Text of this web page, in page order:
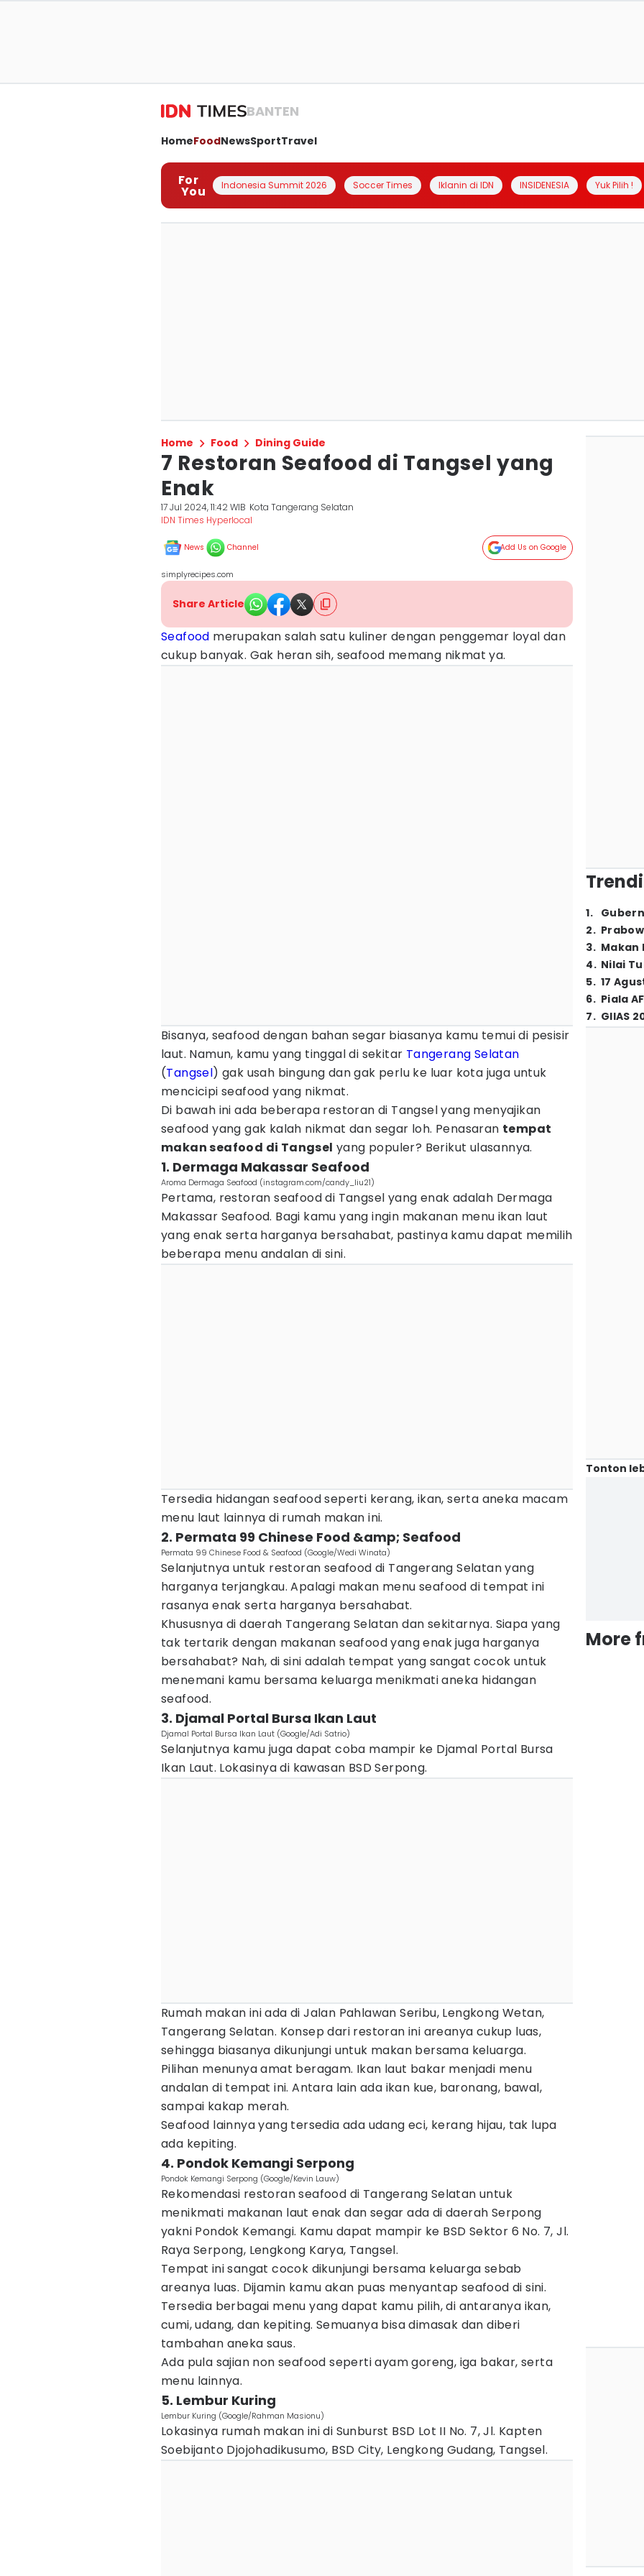
BANTEN
HomeFoodNewsSportTravel
For
You Indonesia Summit 2026 Soccer Times Iklanin di IDN INSIDENESIA Yuk Pilih !
Home Food Dining Guide
7 Restoran Seafood di Tangsel yang
Enak
17 Jul 2024, 11:42 WIB Kota Tangerang Selatan
IDN Times Hyperlocal
News Channel Add Us on Google
simplyrecipes.com
Share Article
Seafood merupakan salah satu kuliner dengan penggemar loyal dan
cukup banyak. Gak heran sih, seafood memang nikmat ya.
Bisanya, seafood dengan bahan segar biasanya kamu temui di pesisir
laut. Namun, kamu yang tinggal di sekitar Tangerang Selatan
(Tangsel) gak usah bingung dan gak perlu ke luar kota juga untuk
mencicipi seafood yang nikmat.
Di bawah ini ada beberapa restoran di Tangsel yang menyajikan
seafood yang gak kalah nikmat dan segar loh. Penasaran tempat
makan seafood di Tangsel yang populer? Berikut ulasannya.
1. Dermaga Makassar Seafood
Aroma Dermaga Seafood (instagram.com/candy_liu21)
Pertama, restoran seafood di Tangsel yang enak adalah Dermaga
Makassar Seafood. Bagi kamu yang ingin makanan menu ikan laut
yang enak serta harganya bersahabat, pastinya kamu dapat memilih
beberapa menu andalan di sini.
Tersedia hidangan seafood seperti kerang, ikan, serta aneka macam
menu laut lainnya di rumah makan ini.
2. Permata 99 Chinese Food &amp; Seafood
Permata 99 Chinese Food & Seafood (Google/Wedi Winata)
Selanjutnya untuk restoran seafood di Tangerang Selatan yang
harganya terjangkau. Apalagi makan menu seafood di tempat ini
rasanya enak serta harganya bersahabat.
Khususnya di daerah Tangerang Selatan dan sekitarnya. Siapa yang
tak tertarik dengan makanan seafood yang enak juga harganya
bersahabat? Nah, di sini adalah tempat yang sangat cocok untuk
menemani kamu bersama keluarga menikmati aneka hidangan
seafood.
3. Djamal Portal Bursa Ikan Laut
Djamal Portal Bursa Ikan Laut (Google/Adi Satrio)
Selanjutnya kamu juga dapat coba mampir ke Djamal Portal Bursa
Ikan Laut. Lokasinya di kawasan BSD Serpong.
Rumah makan ini ada di Jalan Pahlawan Seribu, Lengkong Wetan,
Tangerang Selatan. Konsep dari restoran ini areanya cukup luas,
sehingga biasanya dikunjungi untuk makan bersama keluarga.
Pilihan menunya amat beragam. Ikan laut bakar menjadi menu
andalan di tempat ini. Antara lain ada ikan kue, baronang, bawal,
sampai kakap merah.
Seafood lainnya yang tersedia ada udang eci, kerang hijau, tak lupa
ada kepiting.
4. Pondok Kemangi Serpong
Pondok Kemangi Serpong (Google/Kevin Lauw)
Rekomendasi restoran seafood di Tangerang Selatan untuk
menikmati makanan laut enak dan segar ada di daerah Serpong
yakni Pondok Kemangi. Kamu dapat mampir ke BSD Sektor 6 No. 7, Jl.
Raya Serpong, Lengkong Karya, Tangsel.
Tempat ini sangat cocok dikunjungi bersama keluarga sebab
areanya luas. Dijamin kamu akan puas menyantap seafood di sini.
Tersedia berbagai menu yang dapat kamu pilih, di antaranya ikan,
cumi, udang, dan kepiting. Semuanya bisa dimasak dan diberi
tambahan aneka saus.
Ada pula sajian non seafood seperti ayam goreng, iga bakar, serta
menu lainnya.
5. Lembur Kuring
Lembur Kuring (Google/Rahman Masionu)
Lokasinya rumah makan ini di Sunburst BSD Lot II No. 7, Jl. Kapten
Soebijanto Djojohadikusumo, BSD City, Lengkong Gudang, Tangsel.
1.
2.
3. Makan
4. Nilai
5. 17
6. Piala
7. GIIAS
Tonton
More